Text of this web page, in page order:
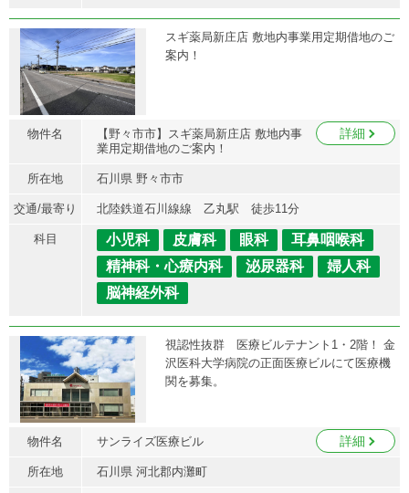
スギ薬局新庄店 敷地内事業用定期借地のご
案内！
物件名
【野々市市】スギ薬局新庄店 敷地内事
業用定期借地のご案内！
詳細
所在地 石川県 野々市市
交通/最寄り 北陸鉄道石川線線 乙丸駅 徒歩11分
科目 小児科 皮膚科 眼科
耳鼻咽喉科
精神科・心療内科
泌尿器科
婦人科
脳神経外科
視認性抜群 医療ビルテナント1・2階！ 金
沢医科大学病院の正面医療ビルにて医療機
関を募集。
物件名 サンライズ医療ビル 詳細
所在地 石川県 河北郡内灘町